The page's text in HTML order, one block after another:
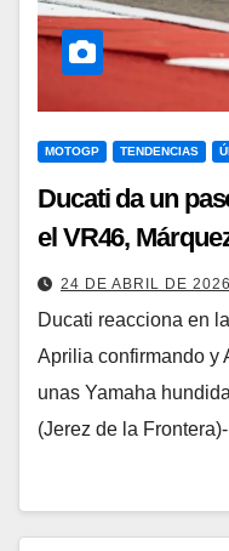
MOTOGP TENDENCIAS
Ducati da un
el VR46,
24 DE ABRIL DE 2026
Ducati reacciona en
Aprilia confirmando y
unas Yamaha
(Jerez de la